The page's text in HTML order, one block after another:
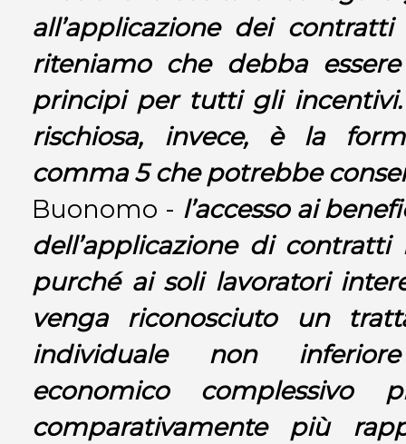
all’applicazione dei
riteniamo che debba
principi per tutti gli
rischiosa, invece, è la
comma 5 che potrebbe
Buonomo - l’accesso ai
dell’applicazione di contratti
purché ai soli lavoratori
venga riconosciuto un
individuale non
economico complessivo
comparativamente più